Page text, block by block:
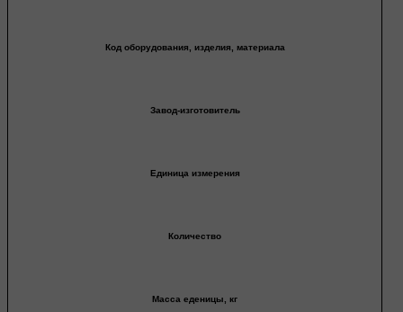
Код оборудования, изделия, материала
Завод-изготовитель
Единица измерения
Количество
Масса еденицы, кг